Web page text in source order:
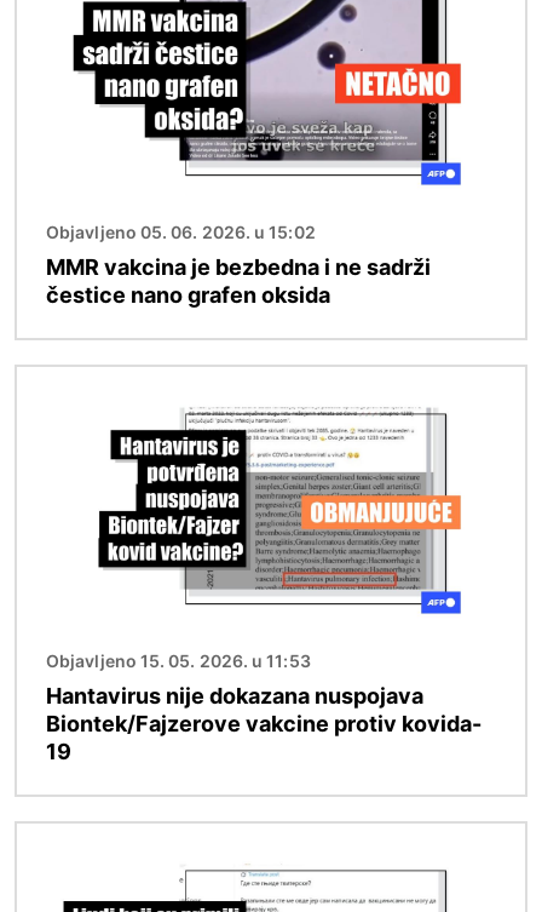
Objavljeno 05. 06. 2026. u 15:02
MMR vakcina je bezbedna i ne sadrži
čestice nano grafen oksida
Objavljeno 15. 05. 2026. u 11:53
Hantavirus nije dokazana nuspojava
Biontek/Fajzerove vakcine protiv kovida-
19